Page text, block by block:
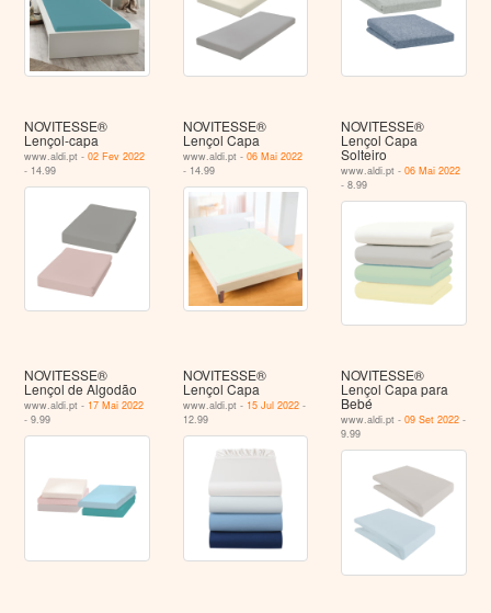
NOVITESSE®
Lençol-capa
www.aldi.pt -02 Fev 2022
- 14.99
NOVITESSE®
Lençol Capa
www.aldi.pt - 06 Mai 2022
- 14.99
NOVITESSE®
Lençol Capa
Solteiro
www.aldi.pt -06 Mai 2022
- 8.99
NOVITESSE®
Lençol de Algodão
www.aldi.pt - 17 Mai 2022
- 9.99
NOVITESSE®
Lençol Capa
www.aldi.pt - 15 Jul 2022-
12.99
NOVITESSE®
Lençol Capa para
Bebé
www.aldi.pt -09 Set 2022 -
9.99